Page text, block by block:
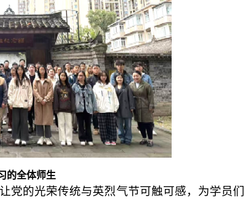
的全体师生
党的光荣传统与英烈气节可触可感，为学员